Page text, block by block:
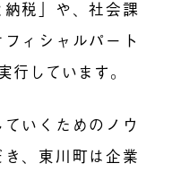
税」や、社会課
ィシャルパート
行しています。
いくためのノウ
、東川町は企業